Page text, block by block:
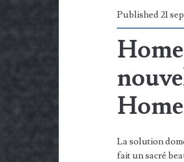
Published 21
La solution
fait un sacré